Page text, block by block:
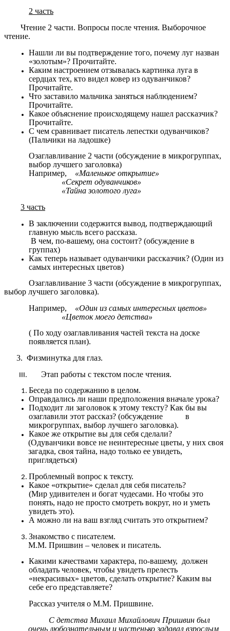
2 часть
Чтение 2 части. Вопросы после чтения. Выборочное
чтение.
Нашли ли вы подтверждение того, почему луг назван
«золотым»? Прочитайте.
Каким настроением отзывалась картинка луга в
сердцах тех, кто видел ковер из одуванчиков?
Прочитайте.
Что заставило мальчика заняться наблюдением?
Прочитайте.
Какое объяснение происходящему нашел рассказчик?
Прочитайте.
С чем сравнивает писатель лепестки одуванчиков?
(Пальчики на ладошке)
Озаглавливание 2 части (обсуждение в микрогруппах,
выбор лучшего заголовка)
Например, «Маленькое открытие»
«Секрет одуванчиков»
«Тайна золотого луга»
3 часть
В заключении содержится вывод, подтверждающий
главную мысль всего рассказа.
В чем, по-вашему, она состоит? (обсуждение в
группах)
Как теперь называет одуванчики рассказчик? (Один из
самых интересных цветов)
Озаглавливание 3 части (обсуждение в микрогруппах,
выбор лучшего заголовка).
Например, «Один из самых интересных цветов»
«Цветок моего детства»
( По ходу озаглавливания частей текста на доске
появляется план).
3. Физминутка для глаз.
Этап работы с текстом после чтения.
Беседа по содержанию в целом.
Оправдались ли наши предположения вначале урока?
Подходит ли заголовок к этому тексту? Как бы вы
озаглавили этот рассказ? (обсуждение в
микрогруппах, выбор лучшего заголовка).
Какое же открытие вы для себя сделали?
(Одуванчики вовсе не неинтересные цветы, у них своя
загадка, своя тайна, надо только ее увидеть,
приглядеться)
Проблемный вопрос к тексту.
Какое «открытие» сделал для себя писатель?
(Мир удивителен и богат чудесами. Но чтобы это
понять, надо не просто смотреть вокруг, но и уметь
увидеть это).
А можно ли на ваш взгляд считать это открытием?
Знакомство с писателем.
М.М. Пришвин – человек и писатель.
Какими качествами характера, по-вашему, должен
обладать человек, чтобы увидеть прелесть
«некрасивых» цветов, сделать открытие? Каким вы
себе его представляете?
Рассказ учителя о М.М. Пришвине.
С детства Михаил Михайлович Пришвин был
очень любознательным и частенько задавал взрослым